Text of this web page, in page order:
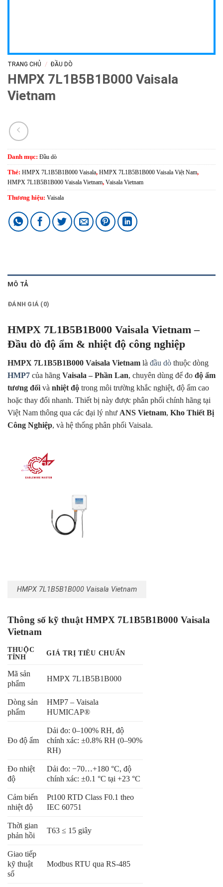
TRANG CHỦ / ĐẦU DÒ
HMPX 7L1B5B1B000 Vaisala
Vietnam
Danh mục: Đầu dò
Thẻ: HMPX 7L1B5B1B000 Vaisala, HMPX 7L1B5B1B000 Vaisala Việt Nam,
HMPX 7L1B5B1B000 Vaisala Vietnam, Vaisala Vietnam
Thương hiệu: Vaisala
MÔ TẢ
ĐÁNH GIÁ (0)
HMPX 7L1B5B1B000 Vaisala Vietnam –
Đầu dò độ ẩm & nhiệt độ công nghiệp
HMPX 7L1B5B1B000 Vaisala Vietnam là đầu dò thuộc dòng
HMP7 của hãng Vaisala – Phần Lan, chuyên dùng để đo độ ẩm
tương đối và nhiệt độ trong môi trường khắc nghiệt, độ ẩm cao
hoặc thay đổi nhanh. Thiết bị này được phân phối chính hãng tại
Việt Nam thông qua các đại lý như ANS Vietnam, Kho Thiết Bị
Công Nghiệp, và hệ thống phân phối Vaisala.
HMPX 7L1B5B1B000 Vaisala Vietnam
Thông số kỹ thuật HMPX 7L1B5B1B000 Vaisala
Vietnam
THUỘC
TÍNH
GIÁ TRỊ TIÊU CHUẨN
Mã sản
phẩm
HMPX 7L1B5B1B000
Dòng sản
phẩm
HMP7 – Vaisala
HUMICAP®
Đo độ ẩm
Dải đo: 0–100% RH, độ
chính xác: ±0.8% RH (0–90%
RH)
Đo nhiệt
độ
Dải đo: −70…+180 °C, độ
chính xác: ±0.1 °C tại +23 °C
Cảm biến
nhiệt độ
Pt100 RTD Class F0.1 theo
IEC 60751
Thời gian
phản hồi
T63 ≤ 15 giây
Giao tiếp
kỹ thuật
số
Modbus RTU qua RS-485